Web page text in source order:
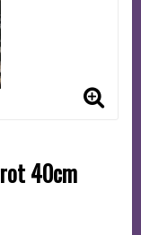
40cm